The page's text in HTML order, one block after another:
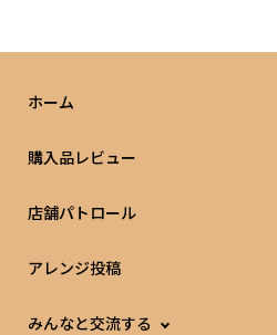
ホーム
購入品レビュー
店舗パトロール
アレンジ投稿
みんなと交流する